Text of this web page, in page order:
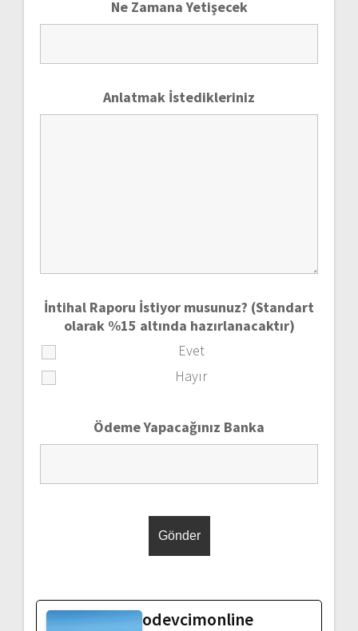
Ne Zamana Yetişecek
Anlatmak İstedikleriniz
İntihal Raporu İstiyor musunuz? (Standart
olarak %15 altında hazırlanacaktır)
Evet
Hayır
Ödeme Yapacağınız Banka
odevcimonline